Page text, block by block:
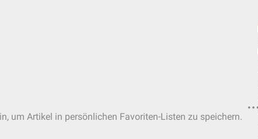
um Artikel in persönlichen Favoriten-Listen zu speichern.